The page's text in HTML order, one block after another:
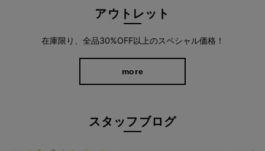
いにピッタリなのもうれしいポイントです。
アウトレット
在庫限り、全品30%OFF以上のスペシャル価格！
more
スタッフブログ